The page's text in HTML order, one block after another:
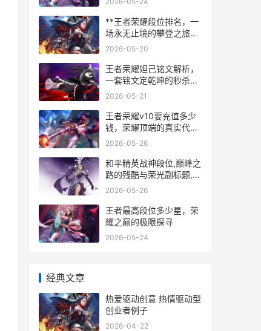
**王者荣耀段位排名，一
场永无止境的攀登之旅，
副标题，从倔强青铜到荣
2026-05-20
王者荣耀妲己铭文解析，
一套铭文定乾坤的秒杀艺
术
2026-05-21
王者荣耀v10要充值多少
钱，荣耀顶端的真实代
价，副标题，一位资深玩
2026-05-26
和平精英战神段位,巅峰之
路的残酷与荣光副标题,从
热血到沉淀的终极试炼
2026-05-26
王者最高段位多少星，荣
耀之巅的极限探寻
2026-05-24
经典文章
热爱驱动创意 热情驱动型
创业者例子
2026-04-22